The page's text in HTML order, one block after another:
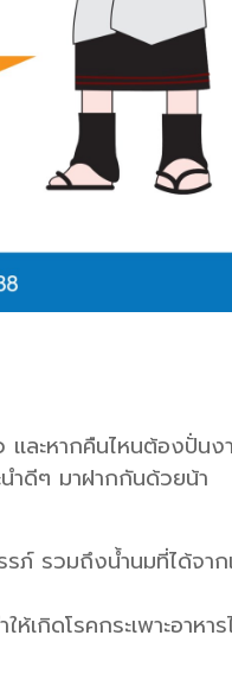
ละหากคืนไหนต้องปั่นง
นำดีๆ มาฝากกันด้วยน้า
ภ์ รวมถึงน้ำนมที่ได้จา
ห้เกิดโรคกระเพาะอา